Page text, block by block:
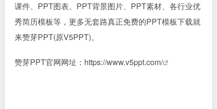
课件、PPT图表、PPT背景图片、PPT素材、各行业优
秀简历模板等，更多无套路真正免费的PPT模板下载就
来赞芽PPT(原V5PPT)。
赞芽PPT官网网址： https://www.v5ppt.com/